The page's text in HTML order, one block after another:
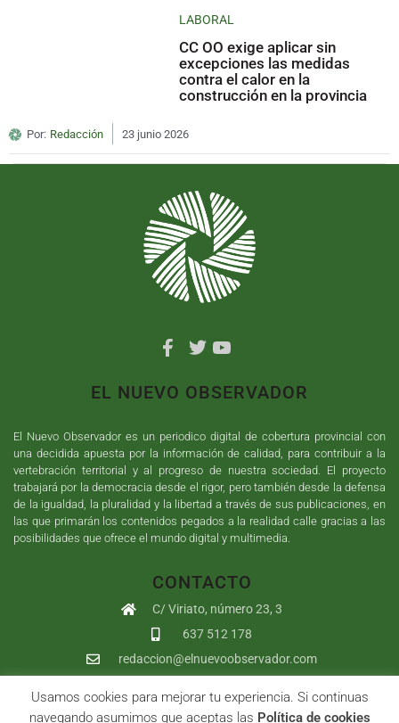
LABORAL
CC OO exige aplicar sin
excepciones las medidas
contra el calor en la
construcción en la provincia
Por: Redacción 23 junio 2026
EL NUEVO OBSERVADOR
El Nuevo Observador es un periodico digital de cobertura provincial con
una decidida apuesta por la información de calidad, para contribuir a la
vertebración territorial y al progreso de nuestra sociedad. El proyecto
trabajará por la democracia desde el rigor, pero también desde la defensa
de la igualdad, la pluralidad y la libertad a través de sus publicaciones, en
las que primarán los contenidos pegados a la realidad calle gracias a las
posibilidades que ofrece el mundo digital y multimedia.
CONTACTO
C/ Viriato, número 23, 3
637 512 178
redaccion@elnuevoobservador.com
Copyright ©2026 El Nuevo Observador | Sumurdigital Diseño web
Usamos cookies para mejorar tu experiencia. Si continuas
navegando asumimos que aceptas las Política de cookies